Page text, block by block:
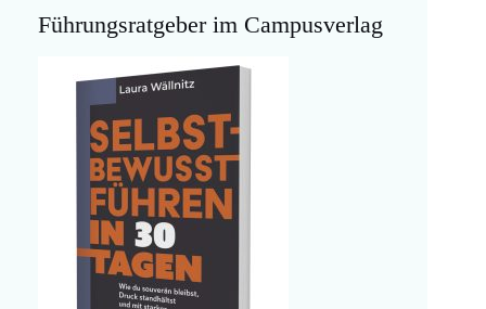
Führungsratgeber im Campusverlag